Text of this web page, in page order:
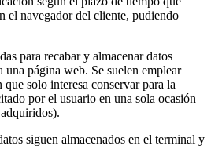
el navegador del cliente, pudiendo
para recabar y almacenar datos
una página web. Se suelen emplear
solo interesa conservar para la
por el usuario en una sola ocasión
siguen almacenados en el terminal y